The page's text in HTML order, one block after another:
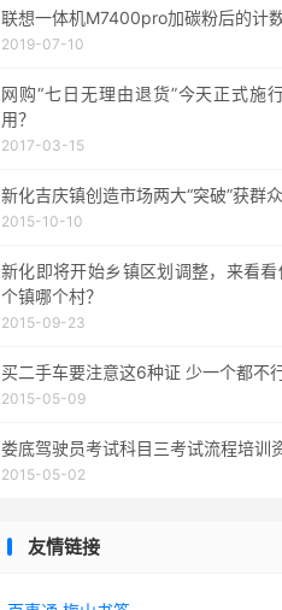
联想一体机M7400pro加碳粉后的计
2019-07-10
网购“七日无理由退货”今天正式施
用？
2017-03-15
新化吉庆镇创造市场两大“突破”获群
2015-10-10
新化即将开始乡镇区划调整，来看
个镇哪个村？
2015-09-23
买二手车要注意这6种证 少一个都不
2015-05-09
娄底驾驶员考试科目三考试流程培训
2015-05-02
友情链接